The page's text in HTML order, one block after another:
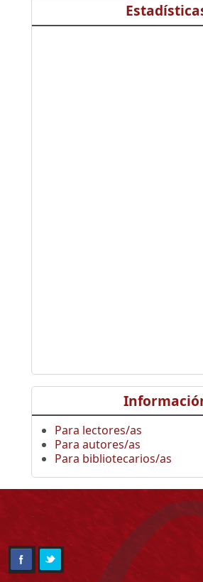
Para lectores/as
Para autores/as
Para bibliotecarios/as